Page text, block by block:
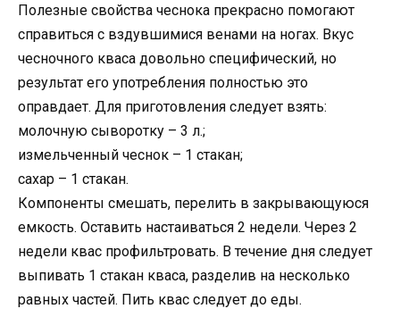
Полезные свойства чеснока прекрасно помогают
справиться с вздувшимися венами на ногах. Вкус
чесночного кваса довольно специфический, но
результат его употребления полностью это
оправдает. Для приготовления следует взять:
молочную сыворотку – 3 л.;
измельченный чеснок – 1 стакан;
сахар – 1 стакан.
Компоненты смешать, перелить в закрывающуюся
емкость. Оставить настаиваться 2 недели. Через 2
недели квас профильтровать. В течение дня следует
выпивать 1 стакан кваса, разделив на несколько
равных частей. Пить квас следует до еды.